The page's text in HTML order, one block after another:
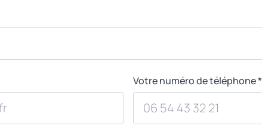
Votre numéro de téléphone *